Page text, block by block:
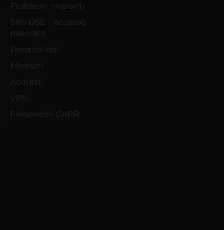
Problemi Impianti
Sito DSE - Accesso
riservato
Prestito libri
Missioni
Acquisti
VPN
Filesender GARR